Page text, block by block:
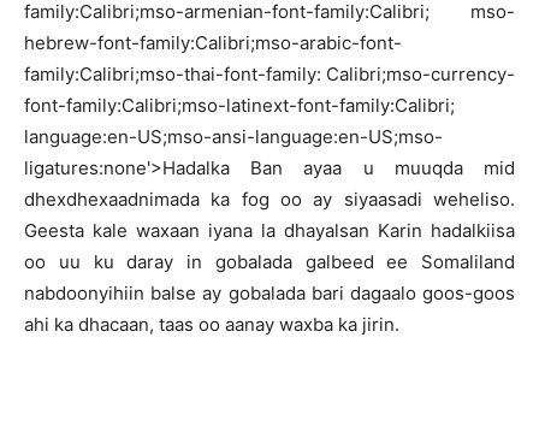
family:Calibri;mso-armenian-font-family:Calibri; mso-
hebrew-font-family:Calibri;mso-arabic-font-
family:Calibri;mso-thai-font-family: Calibri;mso-currency-
font-family:Calibri;mso-latinext-font-family:Calibri;
language:en-US;mso-ansi-language:en-US;mso-
ligatures:none'>Hadalka Ban ayaa u muuqda mid
dhexdhexaadnimada ka fog oo ay siyaasadi weheliso.
Geesta kale waxaan iyana la dhayalsan Karin hadalkiisa
oo uu ku daray in gobalada galbeed ee Somaliland
nabdoonyihiin balse ay gobalada bari dagaalo goos-goos
ahi ka dhacaan, taas oo aanay waxba ka jirin.